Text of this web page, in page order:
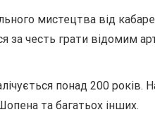
мистецтва від кабаре
за честь грати відомим
понад 200 років.
та багатьох інших.